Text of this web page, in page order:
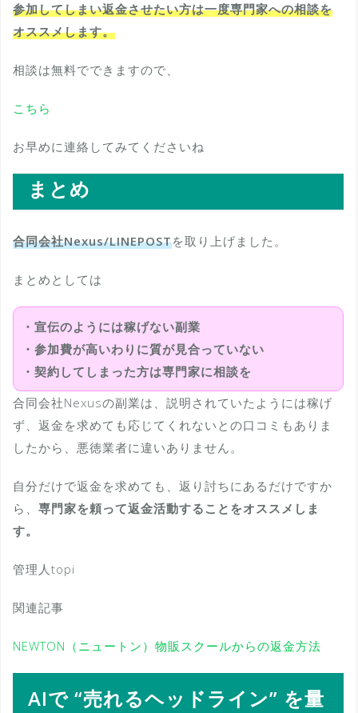
参加してしまい返金させたい方は一度専門家への相談を
オススメします。
相談は無料でできますので、
こちら
お早めに連絡してみてくださいね
まとめ
合同会社Nexus/LINEPOSTを取り上げました。
まとめとしては
・宣伝のようには稼げない副業
・参加費が高いわりに質が見合っていない
・契約してしまった方は専門家に相談を
合同会社Nexusの副業は、説明されていたようには稼げ
ず、返金を求めても応じてくれないとの口コミもありま
したから、悪徳業者に違いありません。
自分だけで返金を求めても、返り討ちにあるだけですか
ら、 専門家を頼って返金活動することをオススメしま
す。
管理人topi
関連記事
NEWTON（ニュートン）物販スクールからの返金方法
AIで “売れるヘッドライン” を量